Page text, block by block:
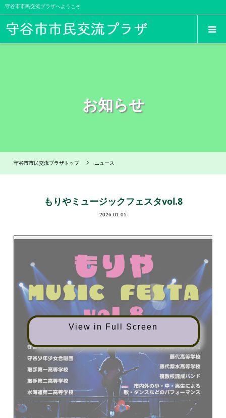
守谷市市民交流プラザへようこそ
お知らせ
守谷市市民交流プラザトップ ニュース
もりやミュージックフェスタvol.8
2026.01.05
View in Full Screen